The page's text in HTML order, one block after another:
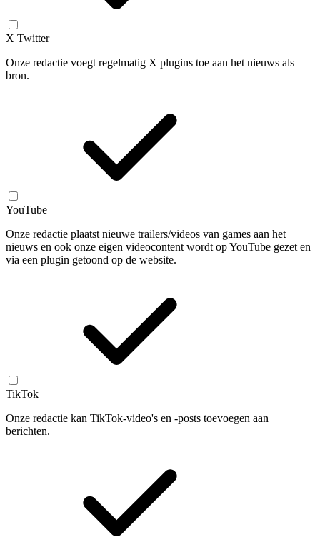
X Twitter
Onze redactie voegt regelmatig X plugins toe aan het nieuws als
bron.
YouTube
Onze redactie plaatst nieuwe trailers/videos van games aan het
nieuws en ook onze eigen videocontent wordt op YouTube gezet en
via een plugin getoond op de website.
TikTok
Onze redactie kan TikTok-video's en -posts toevoegen aan
berichten.